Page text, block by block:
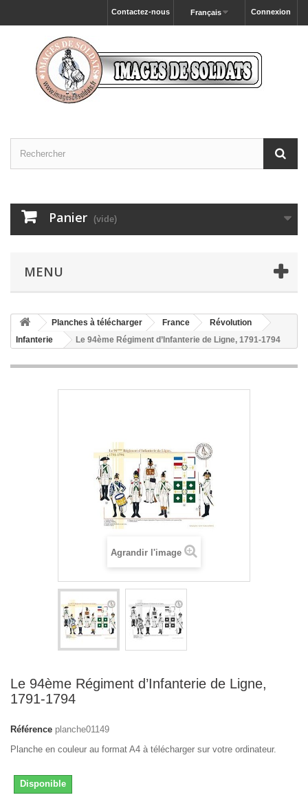
Connexion
Français
Contactez-nous
Panier (vide)
MENU
Planches à télécharger France
Révolution
Infanterie
Le 94ème Régiment d’Infanterie de Ligne, 1791-1794
Agrandir l'image
Le 94ème Régiment d’Infanterie de Ligne,
1791-1794
Référence planche01149
Planche en couleur au format A4 à télécharger sur votre ordinateur.
Disponible